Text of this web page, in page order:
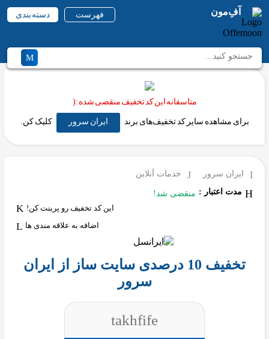
آفِ‌مون فهرست دسته بندی
متاسفانه این کد تخفیف منقضی شده :(
برای مشاهده سایر کد تخفیف‌های برند ایران سرور کلیک کن.
ایران سرور
خدمات آنلاین
مدت اعتبار : منقضی شد!
این کد تخفیف رو پرینت کن!
اضافه به علاقه مندی ها
تخفیف 10 درصدی سایت ساز از ایران
سرور
takhfife